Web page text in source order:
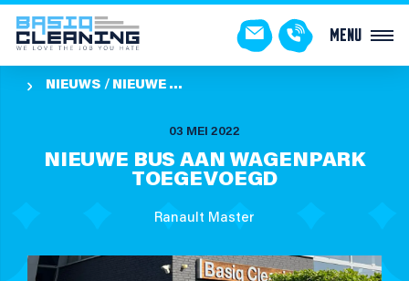
Menu
 NIEUWS NIEUWE BUS AAN WAGENPARK TOEGEVOEGD
03 MEI 2022
NIEUWE BUS AAN WAGENPARK
TOEGEVOEGD
Ranault Master